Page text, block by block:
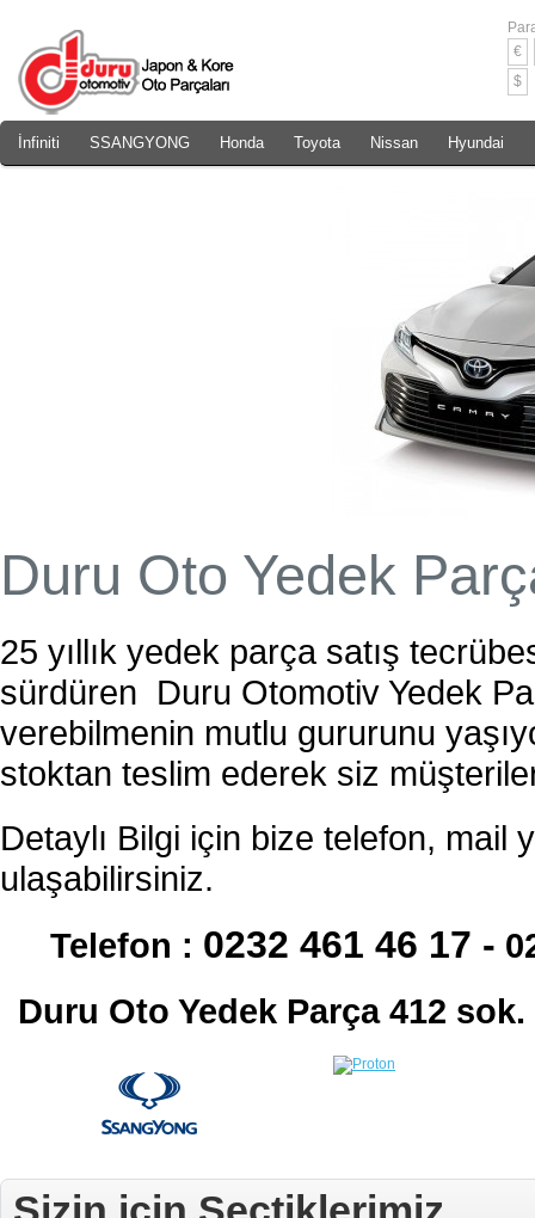
€
$
İnfiniti SSANGYONG Honda Toyota Nissan Hyundai
Duru Oto Yedek
25 yıllık yedek parça satış
sürdüren Duru Otomotiv Yedek
verebilmenin mutlu gururunu
stoktan teslim ederek siz
Detaylı Bilgi için bize telefon, mail
ulaşabilirsiniz.
Telefon : 0232 461 46 17 -
Duru Oto Yedek Parça 412